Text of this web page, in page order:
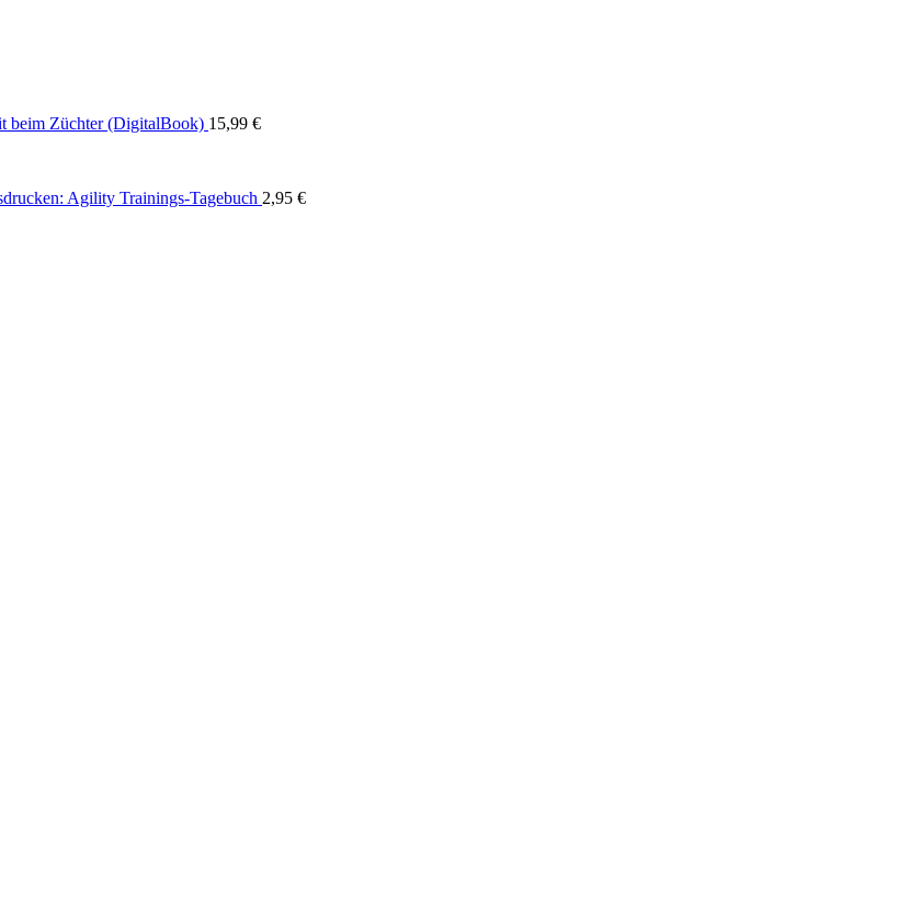
beim Züchter (DigitalBook) 15,99 €
Agility Trainings-Tagebuch 2,95 €